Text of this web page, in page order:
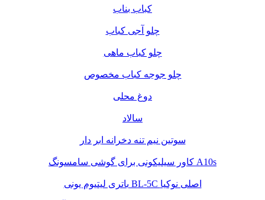
کباب بناب
چلو آجی کباب
چلو کباب ماهی
چلو جوجه کباب مخصوص
دوغ محلی
سالاد
سوتین نیم تنه دخرانه ابر دار
کاور سیلیکونی برای گوشی سامسونگ A10s
باتری لیتیوم یونی BL-5C اصلی نوکیا